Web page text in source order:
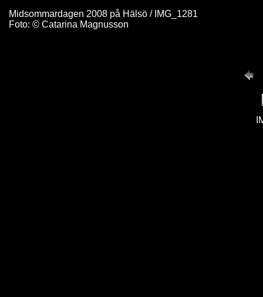
Midsommardagen 2008 på Hälsö / IMG_1281
Foto: © Catarina Magnusson